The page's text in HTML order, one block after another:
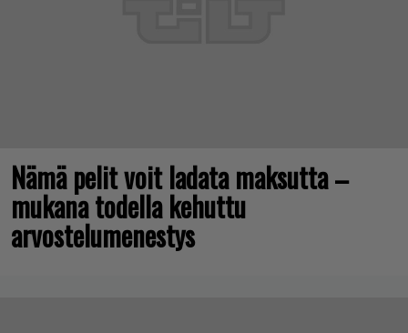
Nämä pelit voit ladata maksutta –
mukana todella kehuttu
arvostelumenestys